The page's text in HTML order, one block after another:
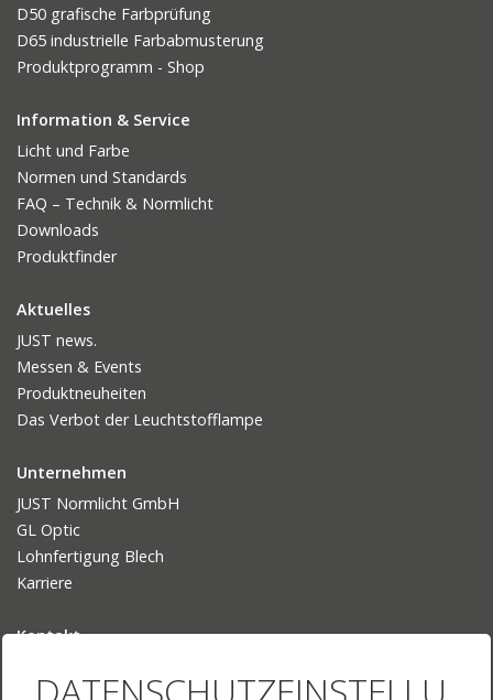
D50 grafische Farbprüfung
D65 industrielle Farbabmusterung
Produktprogramm - Shop
Information & Service
Licht und Farbe
Normen und Standards
FAQ – Technik & Normlicht
Downloads
Produktfinder
Aktuelles
JUST news.
Messen & Events
Produktneuheiten
Das Verbot der Leuchtstofflampe
Unternehmen
JUST Normlicht GmbH
GL Optic
Lohnfertigung Blech
Karriere
Kontakt
Ihr Weg zu uns